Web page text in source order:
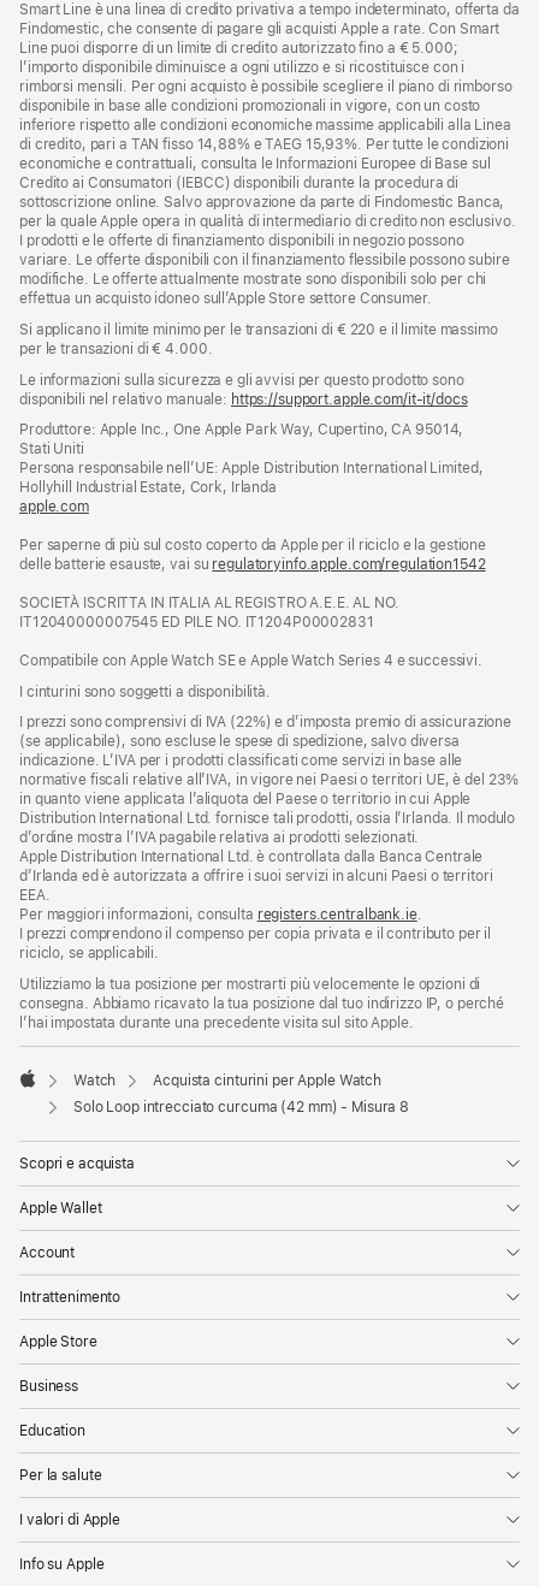
Smart Line è una linea di credito privativa a tempo indeterminato, offerta da
Findomestic, che consente di pagare gli acquisti Apple a rate. Con Smart
Line puoi disporre di un limite di credito autorizzato fino a € 5.000;
l’importo disponibile diminuisce a ogni utilizzo e si ricostituisce con i
rimborsi mensili. Per ogni acquisto è possibile scegliere il piano di rimborso
disponibile in base alle condizioni promozionali in vigore, con un costo
inferiore rispetto alle condizioni economiche massime applicabili alla Linea
di credito, pari a TAN fisso 14,88% e TAEG 15,93%. Per tutte le condizioni
economiche e contrattuali, consulta le Informazioni Europee di Base sul
Credito ai Consumatori (IEBCC) disponibili durante la procedura di
sottoscrizione online. Salvo approvazione da parte di Findomestic Banca,
per la quale Apple opera in qualità di intermediario di credito non esclusivo.
I prodotti e le offerte di finanziamento disponibili in negozio possono
variare. Le offerte disponibili con il finanziamento flessibile possono subire
modifiche. Le offerte attualmente mostrate sono disponibili solo per chi
effettua un acquisto idoneo sull’Apple Store settore Consumer.
Si applicano il limite minimo per le transazioni di € 220 e il limite massimo
per le transazioni di € 4.000.
Le informazioni sulla sicurezza e gli avvisi per questo prodotto sono
disponibili nel relativo manuale: https://support.apple.com/it-it/docs(si
finestra)
Produttore: Apple Inc., One Apple Park Way, Cupertino, CA 95014,
Stati Uniti
Persona responsabile nell’UE: Apple Distribution International Limited,
Hollyhill Industrial Estate, Cork, Irlanda
apple.com(si
una
nuova
Per saperne di più sul costo coperto da Apple per il riciclo e la gestione
delle batterie esauste, vai su regulatoryinfo.apple.com/regulation1542(si
SOCIETÀ ISCRITTA IN ITALIA AL REGISTRO A.E.E. AL NO.
IT12040000007545 ED PILE NO. IT1204P00002831
Compatibile con Apple Watch SE e Apple Watch Series 4 e successivi.
I cinturini sono soggetti a disponibilità.
I prezzi sono comprensivi di IVA (22%) e d’imposta premio di assicurazione
(se applicabile), sono escluse le spese di spedizione, salvo diversa
indicazione. L’IVA per i prodotti classificati come servizi in base alle
normative fiscali relative all’IVA, in vigore nei Paesi o territori UE, è del 23%
in quanto viene applicata l’aliquota del Paese o territorio in cui Apple
Distribution International Ltd. fornisce tali prodotti, ossia l’Irlanda. Il modulo
d’ordine mostra l’IVA pagabile relativa ai prodotti selezionati.
Apple Distribution International Ltd. è controllata dalla Banca Centrale
d’Irlanda ed è autorizzata a offrire i suoi servizi in alcuni Paesi o territori
EEA.
Per maggiori informazioni, consulta registers.centralbank.ie.
I prezzi comprendono il compenso per copia privata e il contributo per il
riciclo, se applicabili.
Utilizziamo la tua posizione per mostrarti più velocemente le opzioni di
consegna. Abbiamo ricavato la tua posizione dal tuo indirizzo IP, o perché
l’hai impostata durante una precedente visita sul sito Apple.
Apple
Watch
Acquista cinturini per Apple Watch
Solo Loop intrecciato curcuma (42 mm) - Misura 8
Scopri e acquista
Apple Wallet
Account
Intrattenimento
Apple Store
Business
Education
Per la salute
I valori di Apple
Info su Apple